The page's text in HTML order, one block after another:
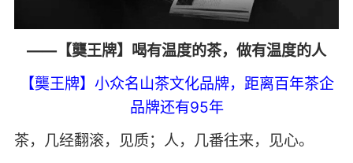
——【龑王牌】喝有温度的茶，做有温度的人
【龑王牌】小众名山茶文化品牌，距离百年茶企
品牌还有95年
茶，几经翻滚，见质；人，几番往来，见心。